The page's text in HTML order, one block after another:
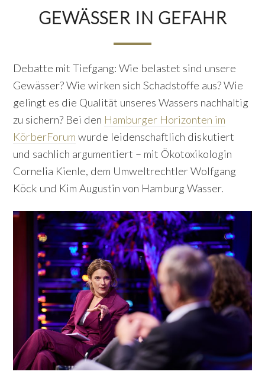
GEWÄSSER IN GEFAHR
Debatte mit Tiefgang: Wie belastet sind unsere
Gewässer? Wie wirken sich Schadstoffe aus? Wie
gelingt es die Qualität unseres Wassers nachhaltig
zu sichern? Bei den Hamburger Horizonten im
KörberForum wurde leidenschaftlich diskutiert
und sachlich argumentiert – mit Ökotoxikologin
Cornelia Kienle, dem Umweltrechtler Wolfgang
Köck und Kim Augustin von Hamburg Wasser.